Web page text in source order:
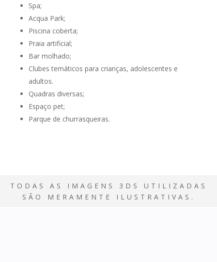
Spa;
Acqua Park;
Piscina coberta;
Praia artificial;
Bar molhado;
Clubes temáticos para crianças, adolescentes e
adultos.
Quadras diversas;
Espaço pet;
Parque de churrasqueiras.
TODAS AS IMAGENS 3DS UTILIZADAS
SÃO MERAMENTE ILUSTRATIVAS.